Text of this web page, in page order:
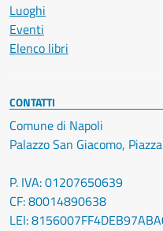
Luoghi
Eventi
Elenco libri
CONTATTI
Comune di Napoli
Palazzo San Giacomo,
P. IVA: 01207650639
CF: 80014890638
LEI: